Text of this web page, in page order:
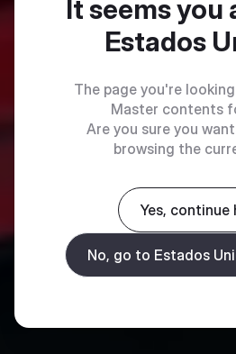
It seems
Estados
The page you're
Master contents
Are you sure you
browsing the
Yes, continue
No, go to Estados